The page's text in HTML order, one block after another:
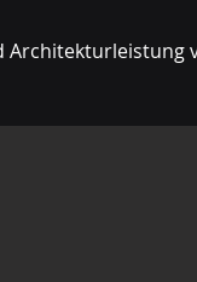
Architekturleistung